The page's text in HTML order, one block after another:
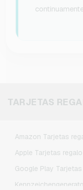
TARJETAS
Amazon Tarjetas
Apple Tarjetas regalo
Google Play